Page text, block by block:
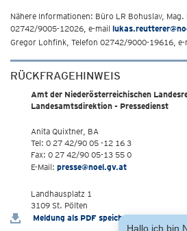
Nähere Informationen: Büro LR Bohuslav, Mag.
02742/9005-12026, e-mail
Gregor Lohfink, Telefon 02742/9000-19616, e-
RÜCKFRAGEHINWEIS
Amt der Niederösterreichischen
Landesamtsdirektion - Pressedienst
Anita Quixtner, BA
Tel: 0 27 42/90 05 -12 16 3
Fax: 0 27 42/90 05-13 55 0
E-Mail: presse@noel.gv.at
Landhausplatz 1
3109 St. Pölten
Meldung als PDF speichern
Hallo ich bin